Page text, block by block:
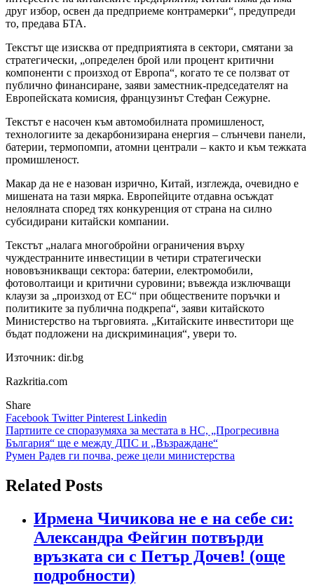
друг избор, освен да предприеме контрамерки“, предупреди
то, предава БТА.
Текстът ще изисква от предприятията в сектори, смятани за
стратегически, „определен брой или процент критични
компоненти с произход от Европа“, когато те се ползват от
публично финансиране, заяви заместник-председателят на
Европейската комисия, французинът Стефан Сежурне.
Текстът е насочен към автомобилната промишленост,
технологиите за декарбонизирана енергия – слънчеви панели,
батерии, термопомпи, атомни централи – както и към тежката
промишленост.
Макар да не е назован изрично, Китай, изглежда, очевидно е
мишената на тази мярка. Европейците отдавна осъждат
нелоялната според тях конкуренция от страна на силно
субсидирани китайски компании.
Текстът „налага многобройни ограничения върху
чуждестранните инвестиции в четири стратегически
нововъзникващи сектора: батерии, електромобили,
фотоволтаици и критични суровини; въвежда изключващи
клаузи за „произход от ЕС“ при обществените поръчки и
политиките за публична подкрепа“, заяви китайското
Министерство на търговията. „Китайските инвеститори ще
бъдат подложени на дискриминация“, увери то.
Източник: dir.bg
Razkritia.com
Share
Facebook TwitterPinterest Linkedin
Навигация
Партиите се споразумяха за местата в НС, „Прогресивна
България“ ще е между ДПС и „Възраждане“
Румен Радев ги почва, реже цели министерства
Related Posts
Ирмена Чичикова не е на себе си:
Александра Фейгин потвърди
връзката си с Петър Дочев! (още
подробности)